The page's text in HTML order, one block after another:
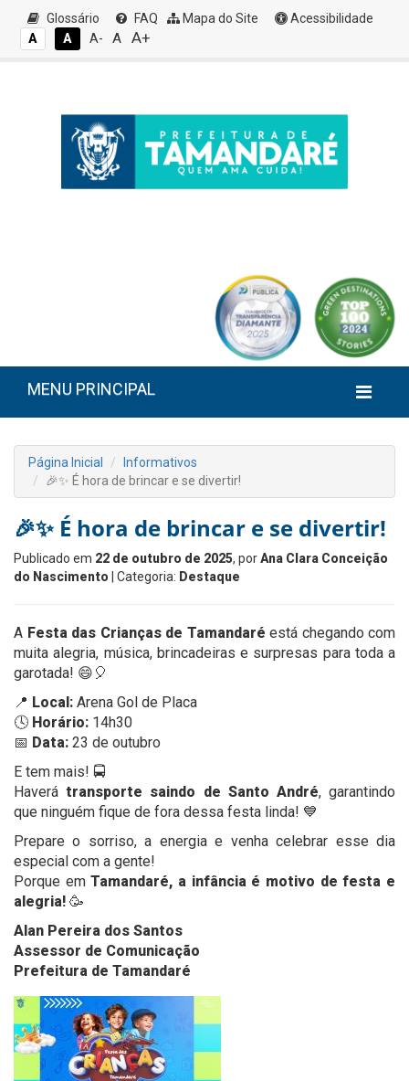
Glossário FAQ Mapa do Site
Acessibilidade
A
A A- A A+
MENU PRINCIPAL
Página Inicial
Informativos
🎉✨ É hora de brincar e se divertir!
🎉✨ É hora de brincar e se divertir!
Publicado em 22 de outubro de 2025, porAna Clara Conceição
do Nascimento | Categoria: Destaque
A Festa das Crianças de Tamandaré está chegando com
muita alegria, música, brincadeiras e surpresas para toda a
garotada! 😄🎈
📍 Local: Arena Gol de Placa
🕓 Horário: 14h30
📅 Data: 23 de outubro
E tem mais! 🚍
Haverátransporte saindo de Santo André, garantindo
que ninguém fique de fora dessa festa linda! 💙
Prepare o sorriso, a energia e venha celebrar esse dia
especial com a gente!
Porque emTamandaré, a infância é motivo de festa e
alegria! 🥳
Alan Pereira dos Santos
Assessor de Comunicação
Prefeitura de Tamandaré